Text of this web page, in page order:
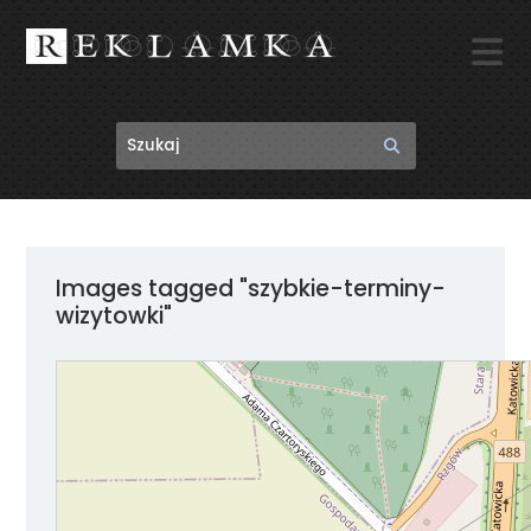

Images tagged "szybkie-terminy-
wizytowki"